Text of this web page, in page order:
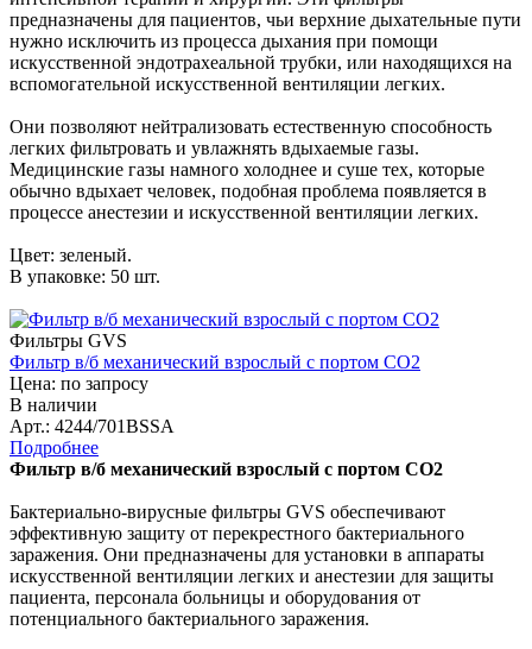
предназначены для пациентов, чьи верхние дыхательные пути
нужно исключить из процесса дыхания при помощи
искусственной эндотрахеальной трубки, или находящихся на
вспомогательной искусственной вентиляции легких.
Они позволяют нейтрализовать естественную способность
легких фильтровать и увлажнять вдыхаемые газы.
Медицинские газы намного холоднее и суше тех, которые
обычно вдыхает человек, подобная проблема появляется в
процессе анестезии и искусственной вентиляции легких.
Цвет: зеленый.
В упаковке: 50 шт.
Фильтры GVS
Фильтр в/б механический взрослый с портом СО2
Цена: по запросу
В наличии
Арт.: 4244/701BSSA
Подробнее
Фильтр в/б механический взрослый с портом СО2
Бактериально-вирусные фильтры GVS обеспечивают
эффективную защиту от перекрестного бактериального
заражения. Они предназначены для установки в аппараты
искусственной вентиляции легких и анестезии для защиты
пациента, персонала больницы и оборудования от
потенциального бактериального заражения.